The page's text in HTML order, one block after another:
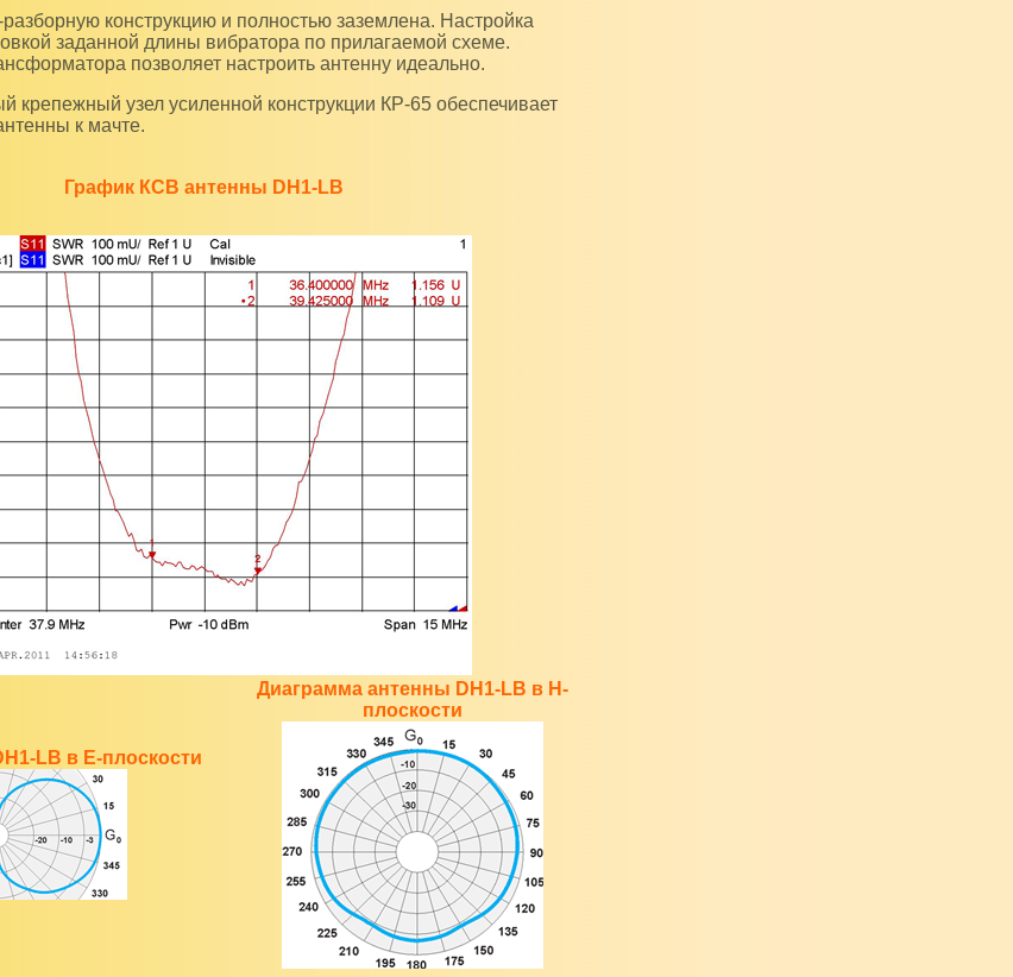
заданной длины вибратора по прилагаемой схеме.
позволяет настроить антенну идеально.
к мачте.
График КСВ антенны DH1-LB
LB в Е-плоскости
Диаграмма антенны DH1-LB в H-
плоскости